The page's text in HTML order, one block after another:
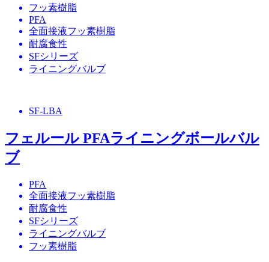
フッ素樹脂
PFA
全面接液フッ素樹脂
耐腐食性
SFシリーズ
ライニングバルブ
SF-LBA
フェルール PFAライニングボールバル
ブ
PFA
全面接液フッ素樹脂
耐腐食性
SFシリーズ
ライニングバルブ
フッ素樹脂